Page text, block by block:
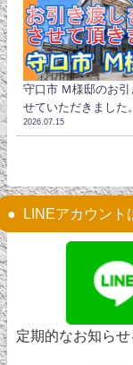
守口市 Ｍ様邸のお引
せていただきました。
2026.07.15
LINEアカウント
定期的なお知らせ